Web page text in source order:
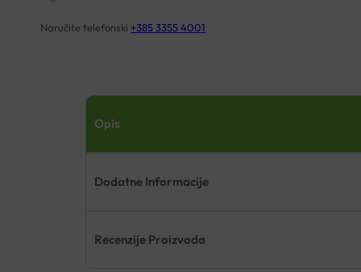
Naručite telefonski +385 3355 4001
Opis
Dodatne Informacije
Recenzije Proizvoda